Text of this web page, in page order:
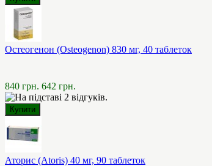
Остеогенон (Osteogenon) 830 мг, 40 таблеток
840 грн. 642 грн.
Аторис (Atoris) 40 мг, 90 таблеток